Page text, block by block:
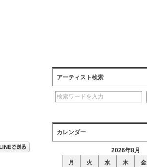
アーティスト検索
カレンダー
2026年8月
月
火 水 木 金